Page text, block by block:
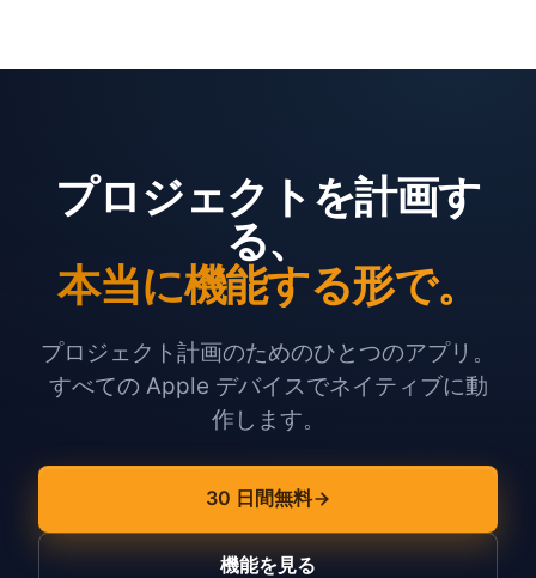
プロジェクトを計画す
る、
本当に機能する形で。
プロジェクト計画のためのひとつのアプリ。
すべての Apple デバイスでネイティブに動
作します。
30 日間無料
機能を見る